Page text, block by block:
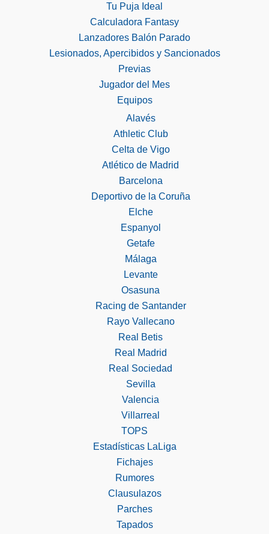
Tu Puja Ideal
Calculadora Fantasy
Lanzadores Balón Parado
Lesionados, Apercibidos y Sancionados
Previas
Jugador del Mes
Equipos
Alavés
Athletic Club
Celta de Vigo
Atlético de Madrid
Barcelona
Deportivo de la Coruña
Elche
Espanyol
Getafe
Málaga
Levante
Osasuna
Racing de Santander
Rayo Vallecano
Real Betis
Real Madrid
Real Sociedad
Sevilla
Valencia
Villarreal
TOPS
Estadísticas LaLiga
Fichajes
Rumores
Clausulazos
Parches
Tapados